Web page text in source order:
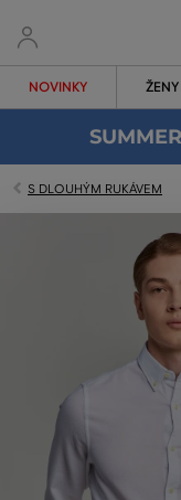
NOVINKY ŽENY
S DLOUHÝM RUKÁVEM